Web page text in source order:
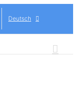
Deutsch